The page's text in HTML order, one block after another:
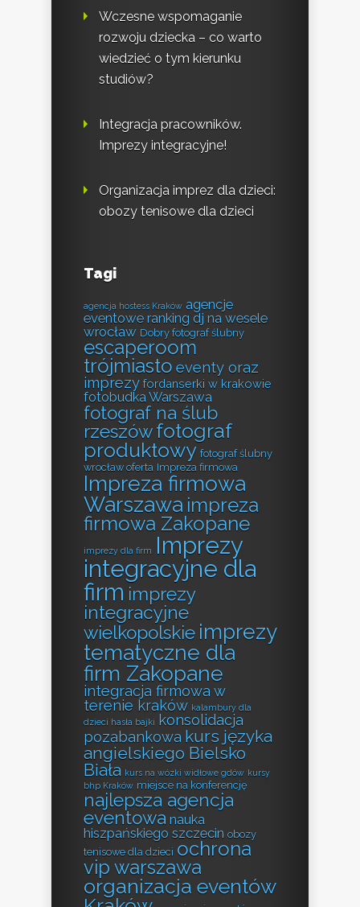
Wczesne wspomaganie
rozwoju dziecka – co warto
wiedzieć o tym kierunku
studiów?
Integracja pracowników.
Imprezy integracyjne!
Organizacja imprez dla dzieci:
obozy tenisowe dla dzieci
Tagi
agencja hostess Kraków agencje
eventowe ranking dj na wesele
wrocław Dobry fotograf ślubny
escaperoom
trójmiasto eventy oraz
imprezy fordanserki w krakowie
fotobudka Warszawa
fotograf na ślub
rzeszówfotograf
produktowy fotograf ślubny
wrocław oferta Impreza firmowa
Impreza firmowa
Warszawa impreza
firmowa Zakopane
imprezy dla firm
Imprezy
integracyjne dla
firm imprezy
integracyjne
wielkopolskie imprezy
tematyczne dla
firm Zakopane
integracja firmowa w
terenie kraków kalambury dla
dzieci hasła bajki konsolidacja
pozabankowa kurs języka
angielskiego Bielsko
Biała kurs na wózki widłowe gdów kursy
bhp Kraków miejsce na konferencję
najlepsza agencja
eventowa nauka
hiszpańskiego szczecin obozy
tenisowe dla dzieci ochrona
vip warszawa
organizacja eventów